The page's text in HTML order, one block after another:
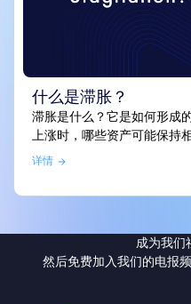
什么是滞胀？
滞胀是什么？它是如何形成
上涨时，哪些资产可能保持
详情
成为我们
然后免费加入我们的电报